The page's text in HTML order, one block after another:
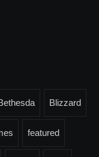
Blizzard
featured